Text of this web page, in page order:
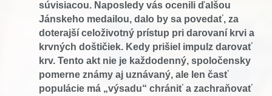
súvisiacou. Naposledy vás ocenili ďalšou
Jánskeho medailou, dalo by sa povedať, za
doterajší celoživotný prístup pri darovaní krvi a
krvných doštičiek. Kedy prišiel impulz darovať
krv. Tento akt nie je každodenný, spoločensky
pomerne známy aj uznávaný, ale len časť
populácie má „výsadu“ chrániť a zachraňovať